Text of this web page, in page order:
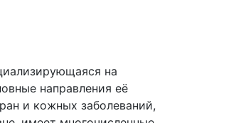
на
направления её
и кожных заболеваний,